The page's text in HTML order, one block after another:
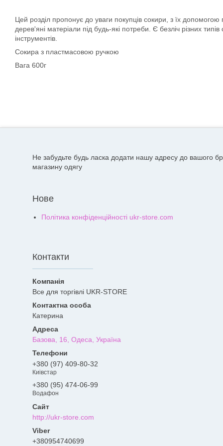
Цей розділ пропонує до уваги покупців сокири, з їх
дерев'яні матеріали під будь-які потреби. Є безліч різних
інструментів.
Сокира з пластмасовою ручкою
Вага 600г
Не забудьте будь ласка додати нашу адресу до вашого
магазину одягу
Нове
Політика конфіденційності ukr-store.com
Контакти
Все для торгівлі UKR-STORE
Катерина
Базова, 16, Одеса, Україна
+380 (97) 409-80-32
Киівстар
+380 (95) 474-06-99
Водафон
http://ukr-store.com
+380954740699